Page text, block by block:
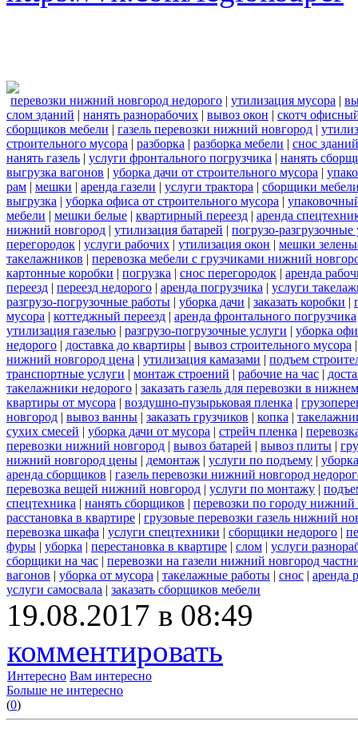
перевозки нижний новгород недорого | утилизация мусора |
слом зданий | нанять разнорабочих | вывоз окон | скотч
сборщиков мебели | газель перевозки нижний новгород |
строительного мусора | разборка | разборка мебели | снос зданий
нанять газель | услуги фронтального погрузчика | нанять
выгрузка вагонов | уборка дачи от строительного мусора |
рам | мешки | аренда газели | услуги трактора | сборщики
выгрузка | уборка офиса от строительного мусора |
мебели | мешки белые | квартирный переезд | аренда
нижний новгород | утилизация батарей | погрузо-разгрузочные
перегородок | услуги рабочих | утилизация окон | мешки
такелажников | перевозка мебели с грузчиками нижний
картонные коробки | погрузка | снос перегородок | аренда
переезд | переезд недорого | аренда погрузчика | услуги
разгрузо-погрузочные работы | уборка дачи | заказать коробки |
мусора | коттеджный переезд | аренда фронтального погрузчика
утилизация газелью | разгрузо-погрузочные услуги | уборка
недорого | доставка до квартиры | вывоз строительного мусора
нижний новгород цена | утилизация камазами | подъем
транспортные услуги | монтаж строений | рабочие на час |
такелажники недорого | заказать газель для перевозки в
квартиры от мусора | воздушно-пузырьковая пленка |
новгород | вывоз ванны | заказать грузчиков | копка |
сухих смесей | уборка дачи от мусора | стрейч пленка |
перевозки нижний новгород | вывоз батарей | вывоз плиты |
нижний новгород цены | демонтаж | услуги по подъему |
аренда сборщиков | газель перевозки нижний новгород
перевозка вещей нижний новгород | услуги по монтажу |
спецтехника | нанять сборщиков | перевозки по городу нижний
расстановка в квартире | грузовые перевозки газель нижний
перевозка шкафа | услуги спецтехники | сборщики недорого |
фуры | уборка | перестановка в квартире | слом | услуги
сборщики на час | перевозки на газели нижний новгород
вагонов | уборка от мусора | такелажные работы | снос | аренда
услуги самосвала | заказать сборщиков мебели
19.08.2017 в 08:49
комментировать
Интересно Вам интересно
Больше не интересно
(0)